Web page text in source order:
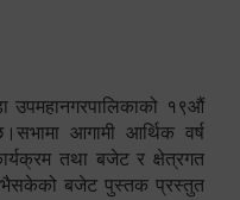
१९औं
आगामी आर्थिक वर्ष
तथा बजेट र क्षेत्रगत
बजेट पुस्तक प्रस्तुत